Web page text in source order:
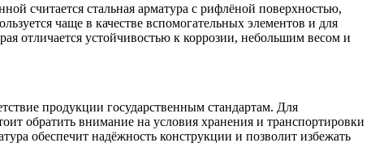
считается стальная арматура с рифлёной поверхностью,
чаще в качестве вспомогательных элементов и для
отличается устойчивостью к коррозии, небольшим весом и
продукции государственным стандартам. Для
обратить внимание на условия хранения и транспортировки
обеспечит надёжность конструкции и позволит избежать